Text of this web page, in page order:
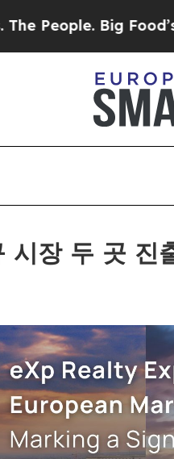
Big Food’s 239
장 두 곳 진